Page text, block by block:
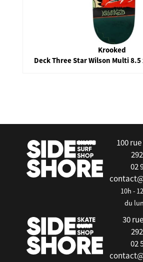
Krooked
Deck Three Star Wilson Multi 8.5
100
02
10h -
du
30
02